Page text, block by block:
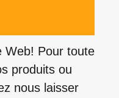
Web! Pour toute
produits ou
nous laisser